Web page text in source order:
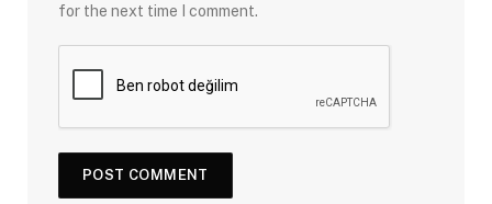
for the next time I comment.